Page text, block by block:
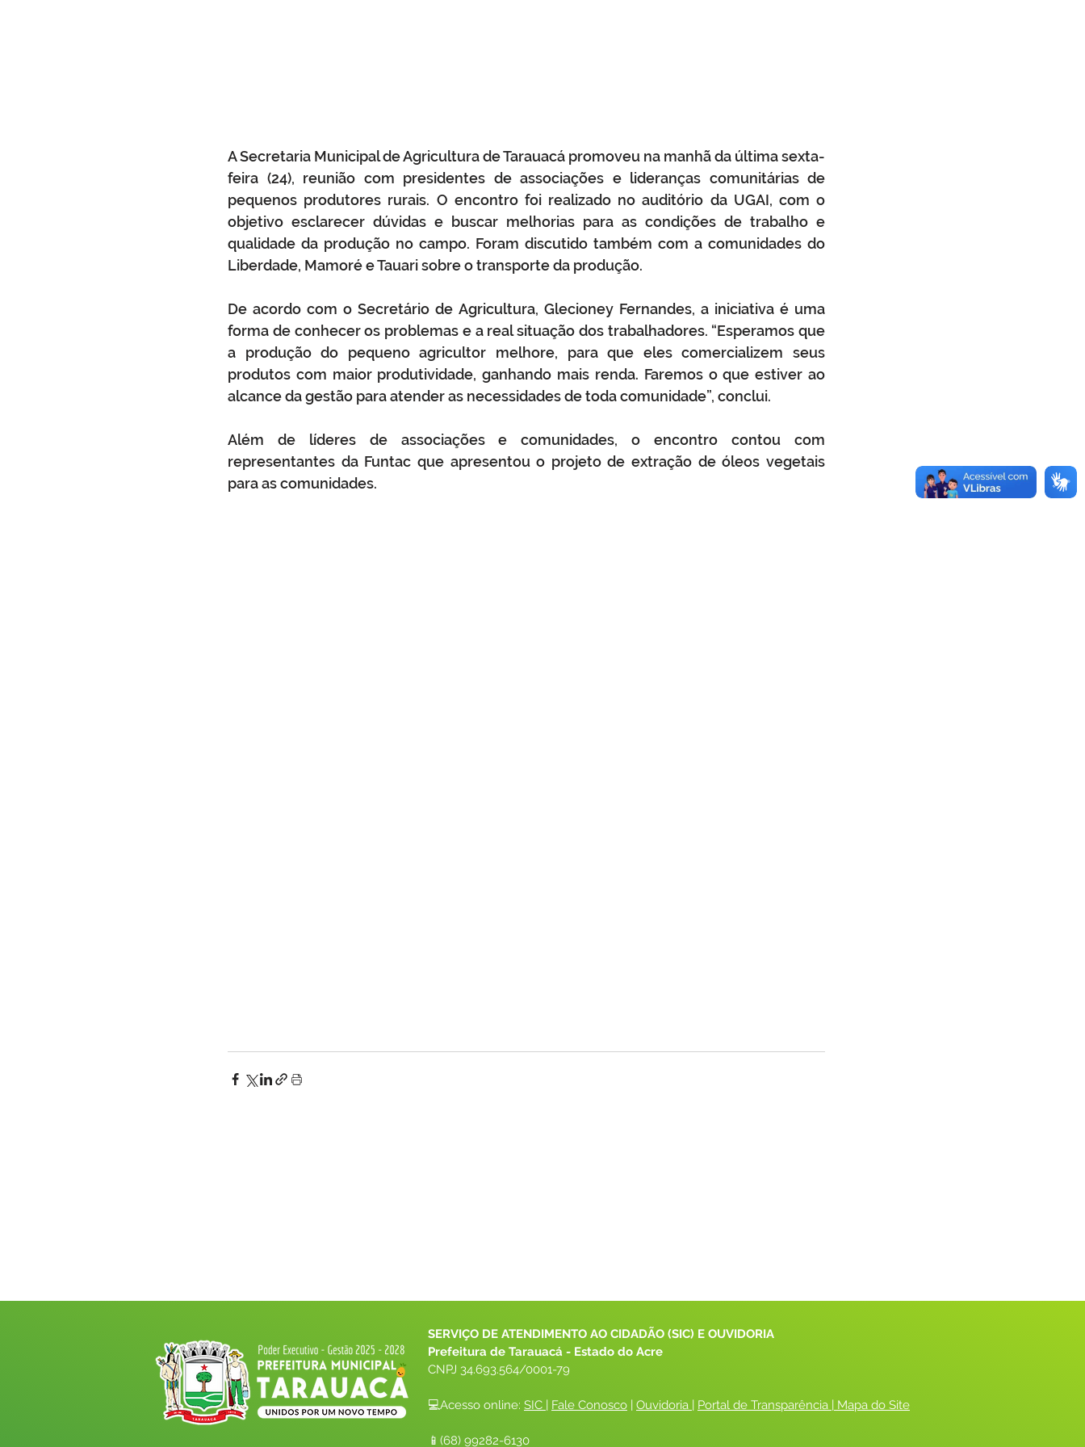
A Secretaria Municipal de Agricultura de Tarauacá promoveu na manhã da última sexta-
feira (24), reunião com presidentes de associações e lideranças comunitárias de
pequenos produtores rurais. O encontro foi realizado no auditório da UGAI, com o
objetivo esclarecer dúvidas e buscar melhorias para as condições de trabalho e
qualidade da produção no campo. Foram discutido também com a comunidades do
Liberdade, Mamoré e Tauari sobre o transporte da produção.
De acordo com o Secretário de Agricultura, Glecioney Fernandes, a iniciativa é uma
forma de conhecer os problemas e a real situação dos trabalhadores. “Esperamos que
a produção do pequeno agricultor melhore, para que eles comercializem seus
produtos com maior produtividade, ganhando mais renda. Faremos o que estiver ao
alcance da gestão para atender as necessidades de toda comunidade”, conclui.
Além de líderes de associações e comunidades, o encontro contou com
representantes da Funtac que apresentou o projeto de extração de óleos vegetais
para as comunidades.
SERVIÇO DE ATENDIMENTO AO CIDADÃO (SIC) E OUVIDORIA
Prefeitura de Tarauacá - Estado do Acre
CNPJ 34.693.564/0001-79
💻Acesso online: SIC | Fale Conosco | Ouvidoria | Portal de Transparência | Mapa do Site
📱(68) 99282-6130